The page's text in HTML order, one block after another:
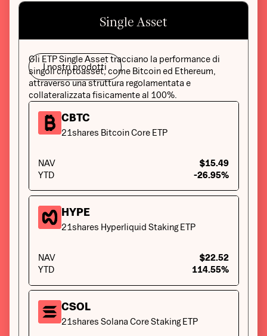
Single Asset
Gli ETP Single Asset tracciano la performance di
singoli criptoasset, come Bitcoin ed Ethereum,
attraverso una struttura regolamentata e
collateralizzata fisicamente al 100%.
I nostri prodotti
CBTC
21shares Bitcoin Core ETP
NAV
$15.49
YTD
-26.95%
HYPE
21shares Hyperliquid Staking ETP
NAV
$22.52
YTD
114.55%
CSOL
21shares Solana Core Staking ETP